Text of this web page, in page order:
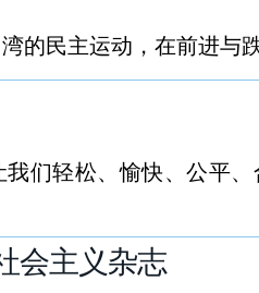
的民主运动，在前进与
们轻松、愉快、公平
会主义杂志